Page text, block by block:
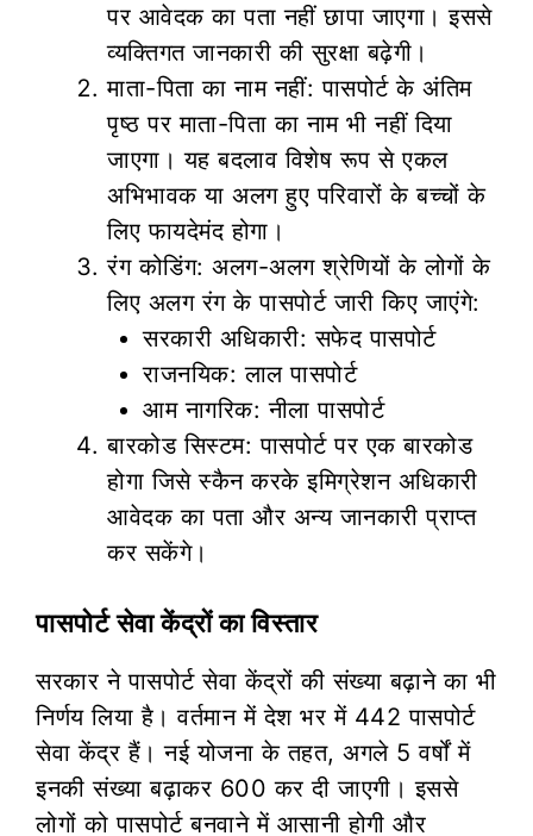
पर आवेदक का पता नहीं छापा जाएगा। इससे
व्यक्तिगत जानकारी की सुरक्षा बढ़ेगी।
माता-पिता का नाम नहीं: पासपोर्ट के अंतिम
पृष्ठ पर माता-पिता का नाम भी नहीं दिया
जाएगा। यह बदलाव विशेष रूप से एकल
अभिभावक या अलग हुए परिवारों के बच्चों के
लिए फायदेमंद होगा।
रंग कोडिंग: अलग-अलग श्रेणियों के लोगों के
लिए अलग रंग के पासपोर्ट जारी किए जाएंगे:
सरकारी अधिकारी: सफेद पासपोर्ट
राजनयिक: लाल पासपोर्ट
आम नागरिक: नीला पासपोर्ट
बारकोड सिस्टम: पासपोर्ट पर एक बारकोड
होगा जिसे स्कैन करके इमिग्रेशन अधिकारी
आवेदक का पता और अन्य जानकारी प्राप्त
कर सकेंगे।
पासपोर्ट सेवा केंद्रों का विस्तार
सरकार ने पासपोर्ट सेवा केंद्रों की संख्या बढ़ाने का भी
निर्णय लिया है। वर्तमान में देश भर में 442 पासपोर्ट
सेवा केंद्र हैं। नई योजना के तहत, अगले 5 वर्षों में
इनकी संख्या बढ़ाकर 600 कर दी जाएगी। इससे
लोगों को पासपोर्ट बनवाने में आसानी होगी और